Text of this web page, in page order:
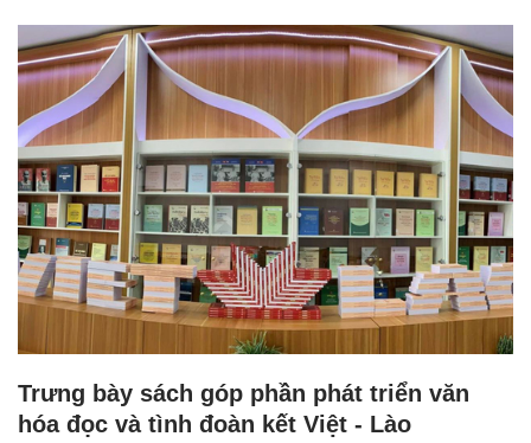
Trưng bày sách góp phần phát triển văn
hóa đọc và tình đoàn kết Việt - Lào